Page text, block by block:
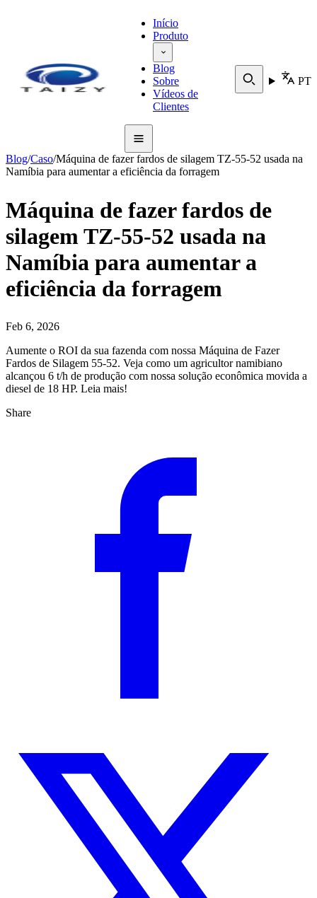
Início
Produto
Blog
Sobre
Vídeos de
Clientes
PT
Blog/Caso/Máquina de fazer fardos de silagem TZ-55-52 usada na
Namíbia para aumentar a eficiência da forragem
Máquina de fazer fardos de
silagem TZ-55-52 usada na
Namíbia para aumentar a
eficiência da forragem
Feb 6, 2026
Aumente o ROI da sua fazenda com nossa Máquina de Fazer
Fardos de Silagem 55-52. Veja como um agricultor namibiano
alcançou 6 t/h de produção com nossa solução econômica movida a
diesel de 18 HP. Leia mais!
Share